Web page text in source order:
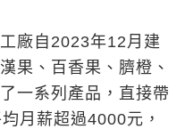
廠自2023年12月建
果、百香果、臍橙、
一系列產品，直接帶
月薪超過4000元，